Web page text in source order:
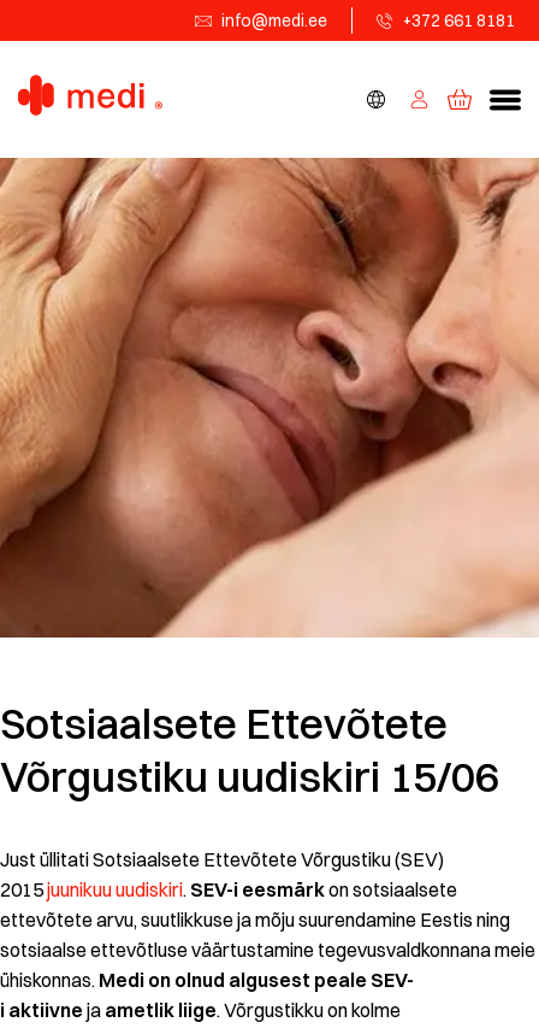
info@medi.ee +372 661 8181
Sotsiaalsete Ettevõtete
Võrgustiku uudiskiri 15/06
Just üllitati Sotsiaalsete Ettevõtete Võrgustiku (SEV)
2015juunikuu uudiskiri. SEV-i eesmärkon sotsiaalsete
ettevõtete arvu, suutlikkuse ja mõju suurendamine Eestis ning
sotsiaalse ettevõtluse väärtustamine tegevusvaldkonnana meie
ühiskonnas. Medi on olnud algusest peale SEV-
i aktiivne ja ametlik liige. Võrgustikku on kolme